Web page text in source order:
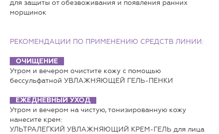
для защиты от обезвоживания и появления ранних
морщинок
РЕКОМЕНДАЦИИ ПО ПРИМЕНЕНИЮ СРЕДСТВ ЛИНИИ:
ОЧИЩЕНИЕ
Утром и вечером очистите кожу с помощью
бессульфатной УВЛАЖНЯЮЩЕЙ ГЕЛЬ-ПЕНКИ
ЕЖЕДНЕВНЫЙ УХОД
Утром и вечером на чистую, тонизированную кожу
нанесите крем:
УЛЬТРАЛЕГКИЙ УВЛАЖНЯЮЩИЙ КРЕМ-ГЕЛЬ для лица